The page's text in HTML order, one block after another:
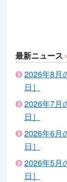
最新ニュース
2026年8月
日］
2026年7月
日］
2026年6月
日］
2026年5月
日］